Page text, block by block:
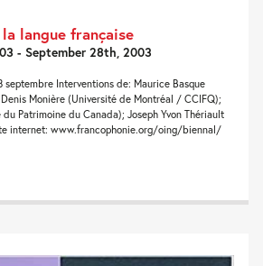
langue française
- September 28th, 2003
septembre Interventions de: Maurice Basque
Monière (Université de Montréal / CCIFQ);
Patrimoine du Canada); Joseph Yvon Thériault
internet: www.francophonie.org/oing/biennal/